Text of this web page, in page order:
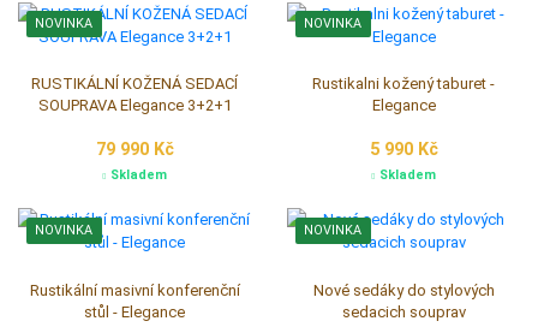
NOVINKA
Rustikální sedací souprava
Mercedes látková 3+1+1
53 500 Kč
skladem
NOVINKA
Rustikalni kožená sedací
souprava MERCEDES 3-1-1 …
59 990 Kč
skladem
NOVINKA
RUSTIKÁLNÍ KOŽENÁ SEDACÍ
SOUPRAVA Elegance 3+2+1
NOVINKA
Rustikalni kožený taburet -
Elegance